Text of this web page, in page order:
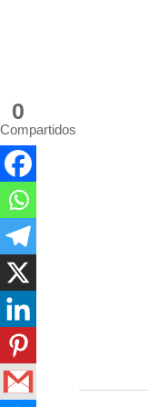
0
Compartidos